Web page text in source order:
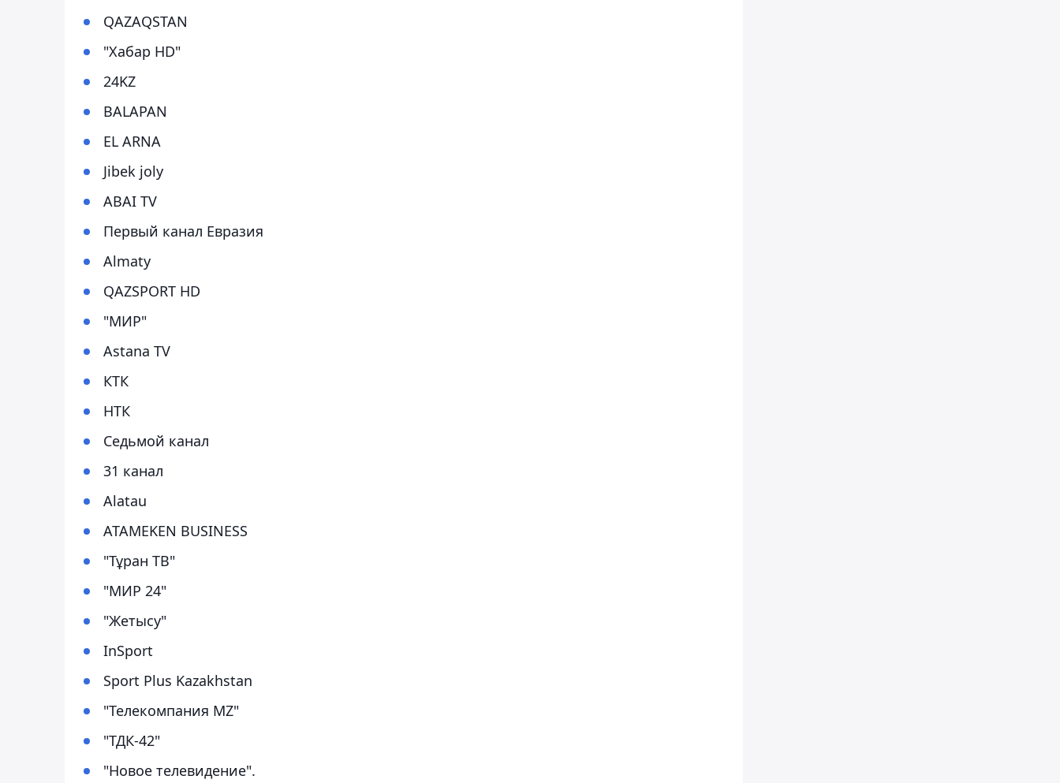
QAZAQSTAN
"Хабар HD"
24KZ
BALAPAN
EL ARNA
Jibek joly
ABAI TV
Первый канал Евразия
Almaty
QAZSPORT HD
"МИР"
Astana TV
КТК
НТК
Седьмой канал
31 канал
Alatau
ATAMEKEN BUSINESS
"Тұран ТВ"
"МИР 24"
"Жетысу"
InSport
Sport Plus Kazakhstan
"Телекомпания MZ"
"ТДК-42"
"Новое телевидение".